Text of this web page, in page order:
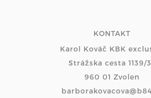
KONTAKT
Karol Kováč KBK
Strážska cesta 1139/
960 01 Zvolen